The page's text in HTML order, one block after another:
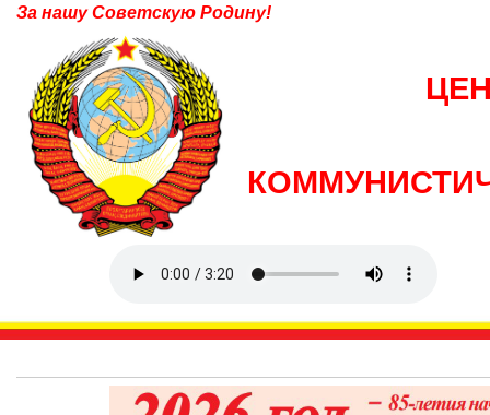
За нашу Советскую Родину!